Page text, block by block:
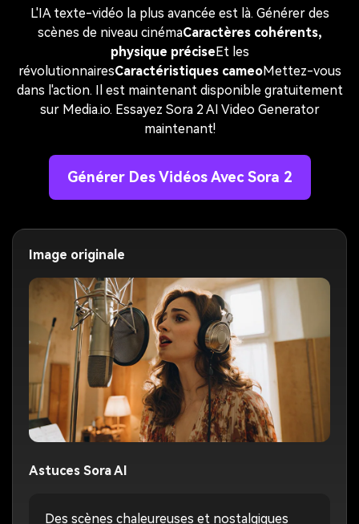
L'IA texte-vidéo la plus avancée est là. Générer des
scènes de niveau cinémaCaractères cohérents,
physique préciseEt les
révolutionnairesCaractéristiques cameoMettez-vous
dans l'action. Il est maintenant disponible gratuitement
sur Media.io. Essayez Sora 2 AI Video Generator
maintenant!
Générer Des Vidéos Avec Sora 2
Image originale
Astuces Sora AI
Des scènes chaleureuses et nostalgiques